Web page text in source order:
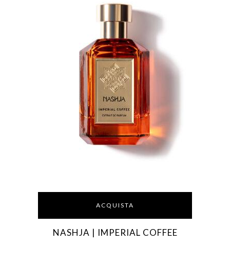
ACQUISTA
NASHJA | IMPERIAL COFFEE